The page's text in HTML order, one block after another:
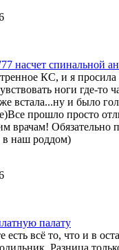
насчет спинальной
КС, и я просила
ноги где-то
встала...ну и было
прошло просто
врачам! Обязательно
в наш роддом)
палату
есть всё то, что и в
Разница